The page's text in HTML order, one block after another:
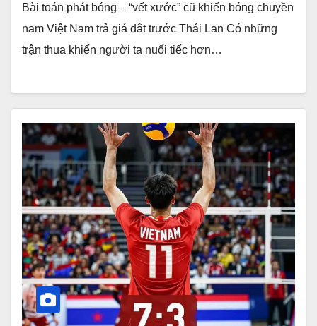
Bài toán phát bóng – “vết xước” cũ khiến bóng chuyền
nam Việt Nam trả giá đắt trước Thái Lan Có những
trận thua khiến người ta nuối tiếc hơn…